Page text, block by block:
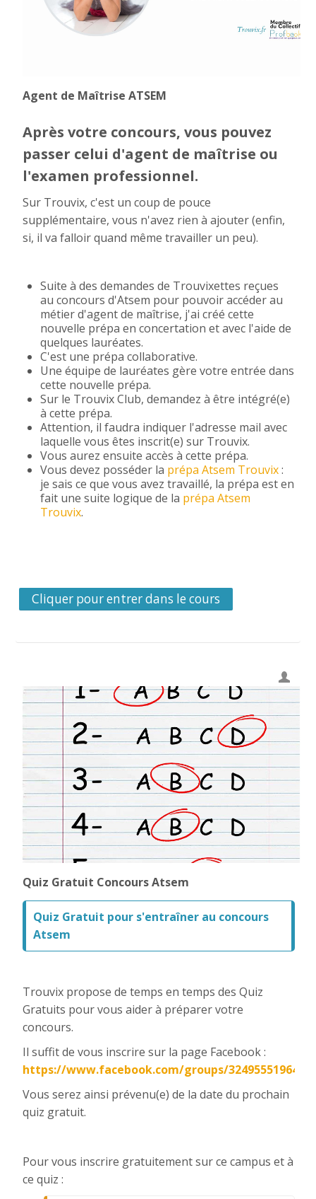
Agent de Maîtrise ATSEM
Après votre concours, vous pouvez
passer celui d'agent de maîtrise ou
l'examen professionnel.
Sur Trouvix, c'est un coup de pouce
supplémentaire, vous n'avez rien à ajouter (enfin,
si, il va falloir quand même travailler un peu).
Suite à des demandes de Trouvixettes reçues
au concours d'Atsem pour pouvoir accéder au
métier d'agent de maîtrise, j'ai créé cette
nouvelle prépa en concertation et avec l'aide de
quelques lauréates.
C'est une prépa collaborative.
Une équipe de lauréates gère votre entrée dans
cette nouvelle prépa.
Sur le Trouvix Club, demandez à être intégré(e)
à cette prépa.
Attention, il faudra indiquer l'adresse mail avec
laquelle vous êtes inscrit(e) sur Trouvix.
Vous aurez ensuite accès à cette prépa.
Vous devez posséder la prépa Atsem Trouvix:
je sais ce que vous avez travaillé, la prépa est en
fait une suite logique de la prépa Atsem
Trouvix.
Cliquer pour entrer dans le cours
Quiz Gratuit Concours Atsem
Quiz Gratuit pour s'entraîner au concours
Atsem
Trouvix propose de temps en temps des Quiz
Gratuits pour vous aider à préparer votre
concours.
Il suffit de vous inscrire sur la page Facebook :
https://www.facebook.com/groups/
Vous serez ainsi prévenu(e) de la date du prochain
quiz gratuit.
Pour vous inscrire gratuitement sur ce campus et à
ce quiz :